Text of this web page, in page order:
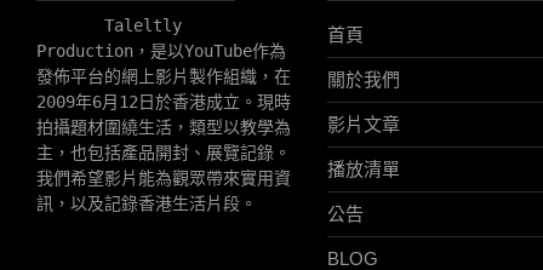
Taleltly
Production，是以YouTube作為
發佈平台的網上影片製作組織，在
2009年6月12日於香港成立。現時
拍攝題材圍繞生活，類型以教學為
主，也包括產品開封、展覽記錄。
我們希望影片能為觀眾帶來實用資
訊，以及記錄香港生活片段。
首頁
關於我們
影片文章
播放清單
公告
BLOG